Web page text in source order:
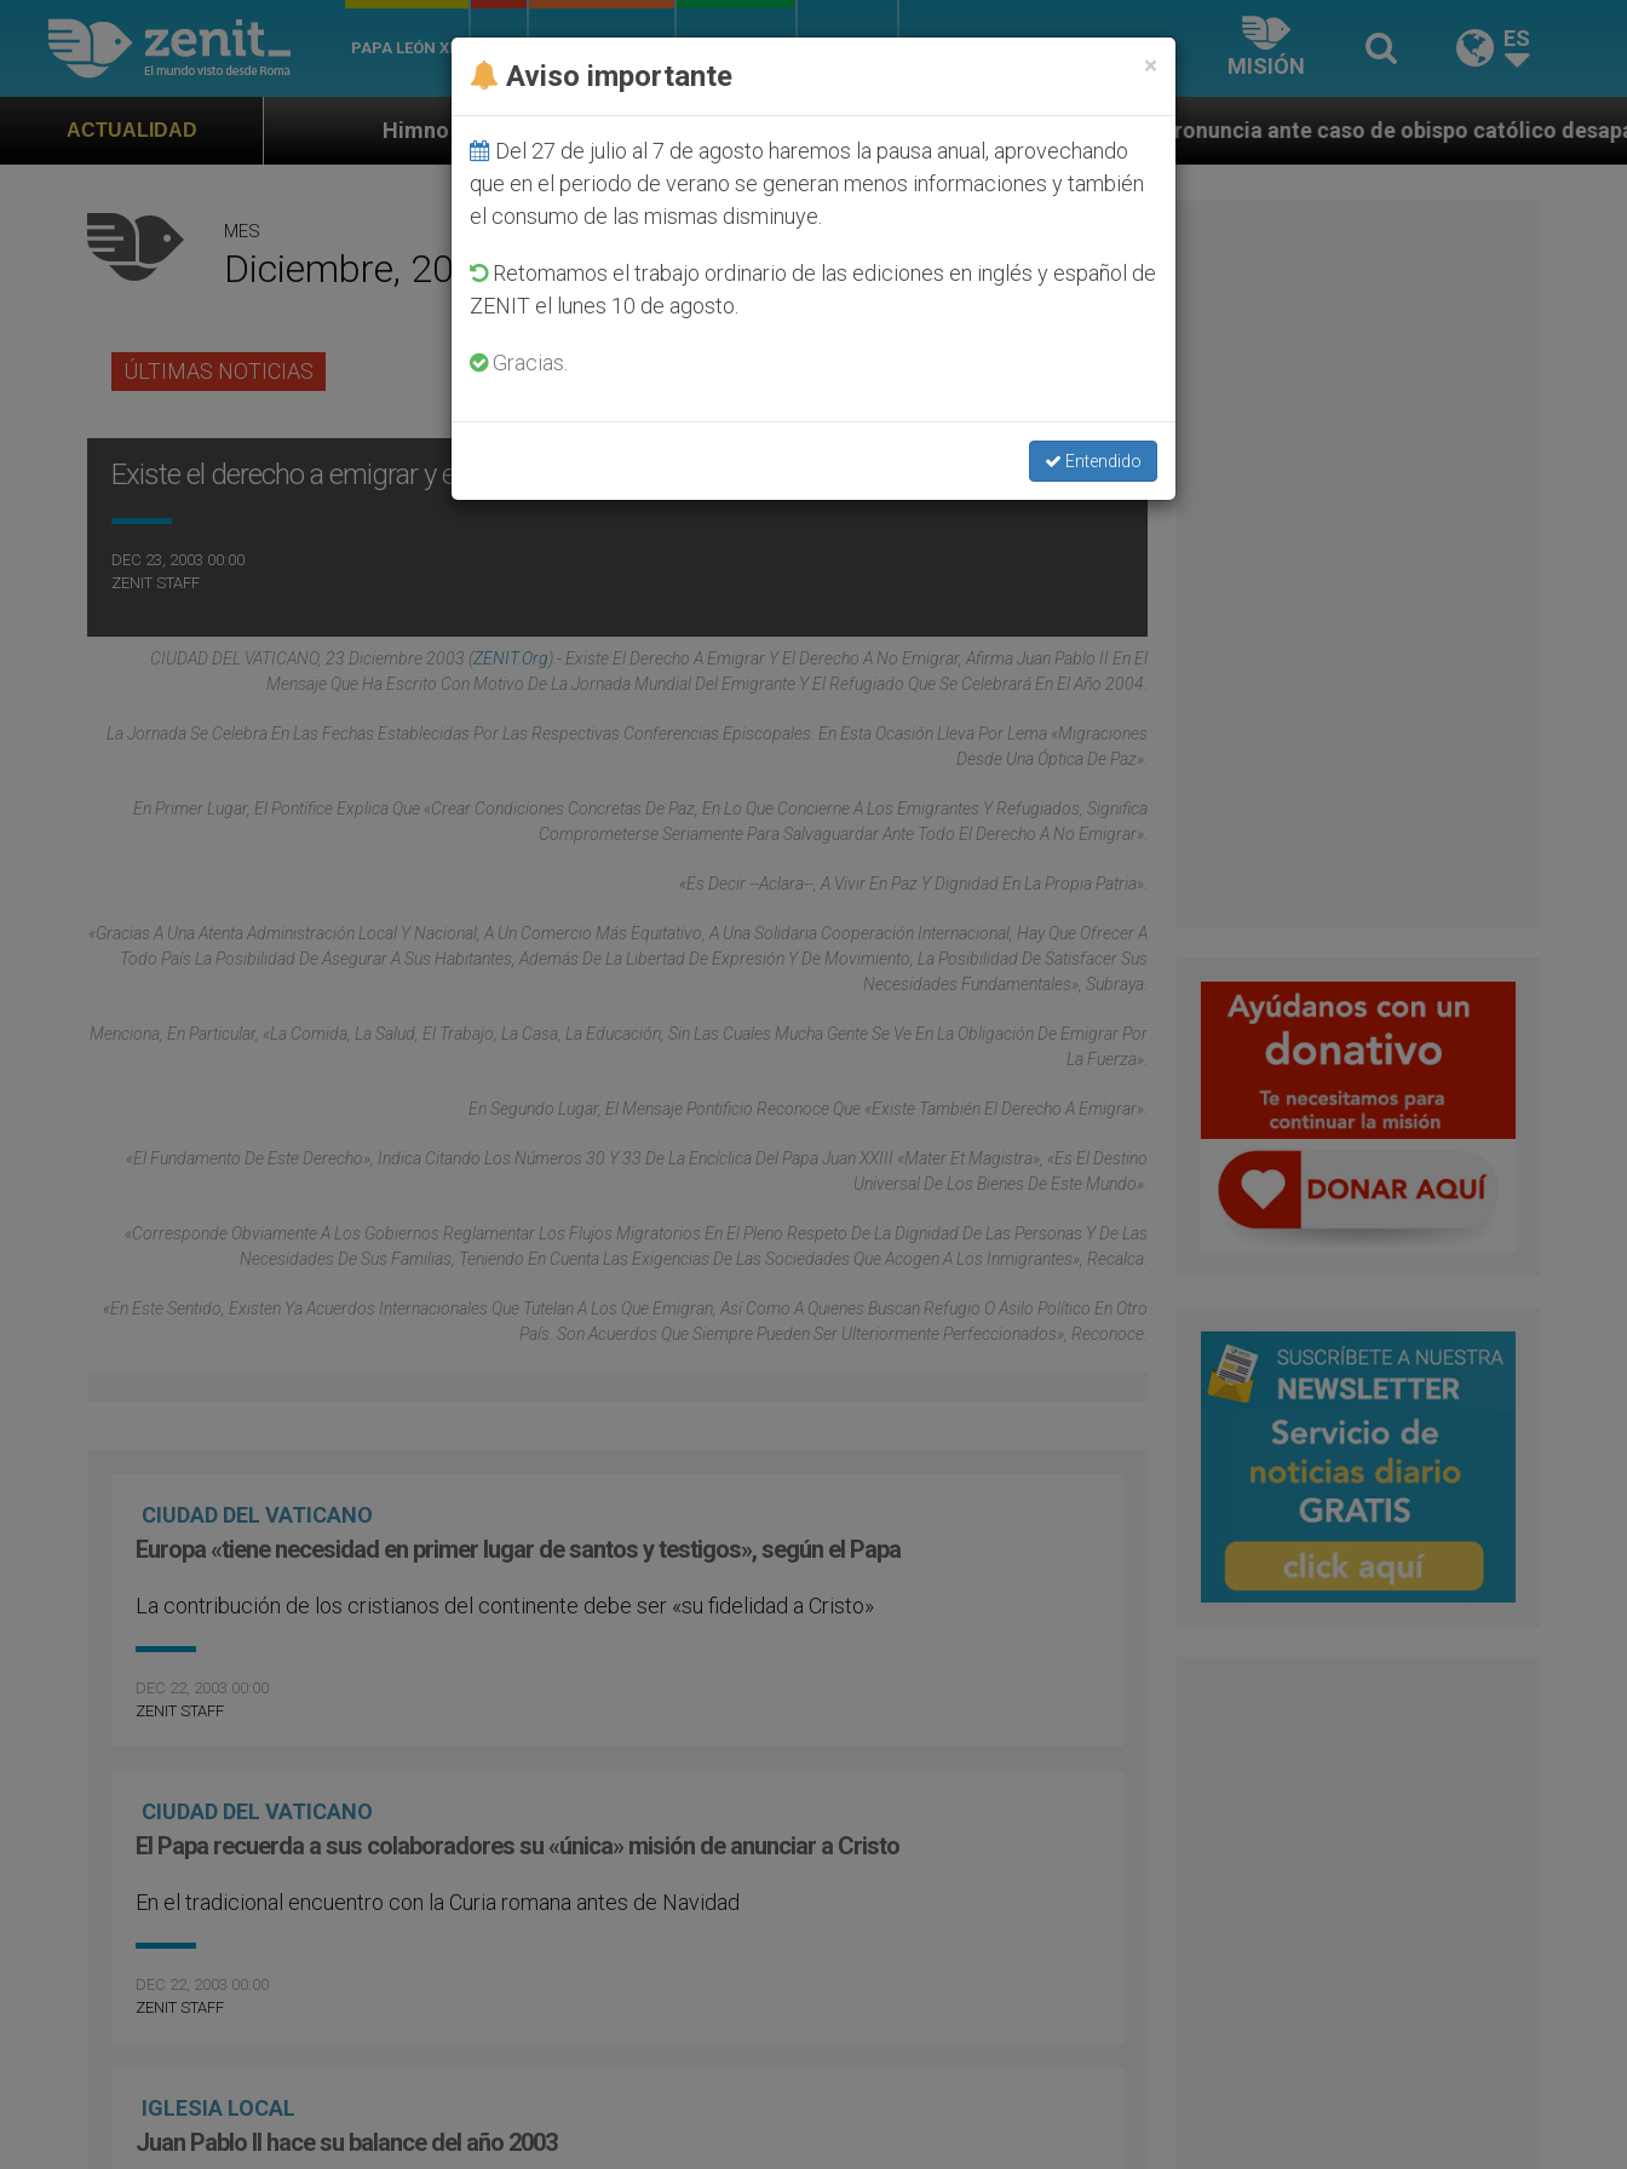
PAPA LEÓN XIV
MISIÓN
ES
ACTUALIDADHimno oficial de la Jornada Mundial de la Juventud Seúl 2027 ONU se pronuncia ante caso de obispo católico desaparecido por la
MES
Diciembre, 2003
ÚLTIMAS NOTICIAS
Existe el derecho a emigrar y el derecho a no emigrar, afirma el Papa
DEC 23, 2003 00:00
ZENIT STAFF
CIUDAD DEL VATICANO, 23 Diciembre 2003 (ZENIT.org).- Existe El Derecho A Emigrar Y El Derecho A No Emigrar, Afirma Juan Pablo II En El
Mensaje Que Ha Escrito Con Motivo De La Jornada Mundial Del Emigrante Y El Refugiado Que Se Celebrará En El Año 2004.
La Jornada Se Celebra En Las Fechas Establecidas Por Las Respectivas Conferencias Episcopales. En Esta Ocasión Lleva Por Lema «Migraciones
Desde Una Óptica De Paz».
En Primer Lugar, El Pontífice Explica Que «crear Condiciones Concretas De Paz, En Lo Que Concierne A Los Emigrantes Y Refugiados, Significa
Comprometerse Seriamente Para Salvaguardar Ante Todo El Derecho A No Emigrar».
«Es Decir --Aclara--, A Vivir En Paz Y Dignidad En La Propia Patria».
«Gracias A Una Atenta Administración Local Y Nacional, A Un Comercio Más Equitativo, A Una Solidaria Cooperación Internacional, Hay Que Ofrecer A
Todo País La Posibilidad De Asegurar A Sus Habitantes, Además De La Libertad De Expresión Y De Movimiento, La Posibilidad De Satisfacer Sus
Necesidades Fundamentales», Subraya.
Menciona, En Particular, «la Comida, La Salud, El Trabajo, La Casa, La Educación, Sin Las Cuales Mucha Gente Se Ve En La Obligación De Emigrar Por
La Fuerza».
En Segundo Lugar, El Mensaje Pontificio Reconoce Que «existe También El Derecho A Emigrar».
«El Fundamento De Este Derecho», Indica Citando Los Números 30 Y 33 De La Encíclica Del Papa Juan XXIII «Mater Et Magistra», «es El Destino
Universal De Los Bienes De Este Mundo».
«Corresponde Obviamente A Los Gobiernos Reglamentar Los Flujos Migratorios En El Pleno Respeto De La Dignidad De Las Personas Y De Las
Necesidades De Sus Familias, Teniendo En Cuenta Las Exigencias De Las Sociedades Que Acogen A Los Inmigrantes», Recalca.
«En Este Sentido, Existen Ya Acuerdos Internacionales Que Tutelan A Los Que Emigran, Así Como A Quienes Buscan Refugio O Asilo Político En Otro
País. Son Acuerdos Que Siempre Pueden Ser Ulteriormente Perfeccionados», Reconoce.
CIUDAD DEL VATICANO
Europa «tiene necesidad en primer lugar de santos y testigos», según el Papa
La contribución de los cristianos del continente debe ser «su fidelidad a Cristo»
DEC 22, 2003 00:00
ZENIT STAFF
CIUDAD DEL VATICANO
El Papa recuerda a sus colaboradores su «única» misión de anunciar a Cristo
En el tradicional encuentro con la Curia romana antes de Navidad
DEC 22, 2003 00:00
ZENIT STAFF
IGLESIA LOCAL
Juan Pablo II hace su balance del año 2003
×
Aviso importante
Del 27 de julio al 7 de agosto haremos la pausa anual, aprovechando
que en el periodo de verano se generan menos informaciones y también
el consumo de las mismas disminuye.
Retomamos el trabajo ordinario de las ediciones en inglés y español de
ZENIT el lunes 10 de agosto.
Gracias.
Entendido